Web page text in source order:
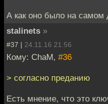
А как оно было на самом
stalinets »
#37 | 24.11.16 21:56
Кому: ChaM, #36
> согласно преданию
Есть мнение, что это